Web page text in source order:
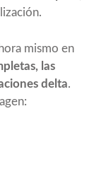
mismo en
las
delta.